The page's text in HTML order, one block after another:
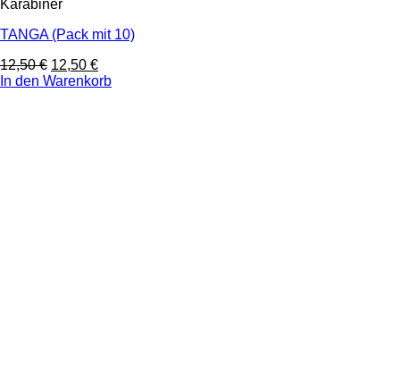
Karabiner
TANGA (Pack mit 10)
12,50€ 12,50 €
In den Warenkorb